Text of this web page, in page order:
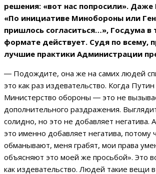
решения: «вот нас попросили». Даже
«По инициативе Минобороны или
пришлось согласиться…», Госдума
формате действует. Судя по всему,
лучшие практики Администрации
― Подождите, она же на самих людей
это как раз издевательство. Когда
Министерство обороны ― это не
дополнительного раздражения.
солидно, но это не добавляет негатива.
это именно добавляет негатива, потому
обманывают, меня грабят, мои права
объясняют это моей же просьбой». Это
как издевательство. Людей такие вещи